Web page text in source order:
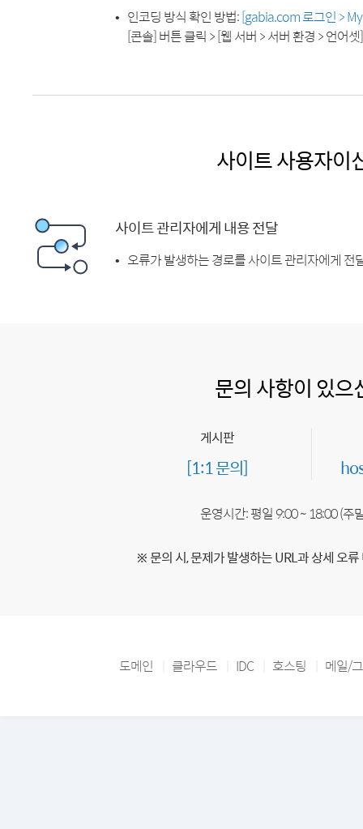
인코딩 방식 확인 방법:[gabia.com 로그인 >
[콘솔] 버튼 클릭 > [웹 서버 > 서버 환경 > 언어
사이트 사용자이
사이트 관리자에게 내용 전달
오류가 발생하는 경로를 사이트 관리자에게 전
문의 사항이 있으
게시판
[1:1 문의]
운영시간: 평일 9:00 ~ 18:00 (주
※ 문의 시, 문제가 발생하는 URL과 상세 오
도메인 클라우드 IDC 호스팅 메일/